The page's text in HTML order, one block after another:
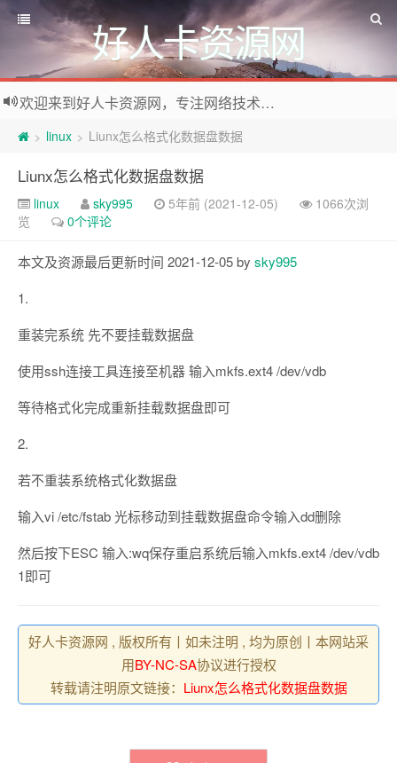
好人卡资源网
欢迎来到好人卡资源网，专注网络技术资源收集，我们不仅是网络资源的搬运工，也生产原创资源。寻找资源请留言或关注公众号:烈日下的男人
> linux > Liunx怎么格式化数据盘数据
Liunx怎么格式化数据盘数据
linux sky995 5年前 (2021-12-05)
1066次浏
览
0个评论
本文及资源最后更新时间 2021-12-05 by sky995
1.
重装完系统 先不要挂载数据盘
使用ssh连接工具连接至机器 输入mkfs.ext4 /dev/vdb
等待格式化完成重新挂载数据盘即可
2.
若不重装系统格式化数据盘
输入vi /etc/fstab 光标移动到挂载数据盘命令输入dd删除
然后按下ESC 输入:wq保存重启系统后输入mkfs.ext4 /dev/vdb
1即可
好人卡资源网 , 版权所有丨如未注明 , 均为原创丨本网站采
用BY-NC-SA协议进行授权
转载请注明原文链接： Liunx怎么格式化数据盘数据